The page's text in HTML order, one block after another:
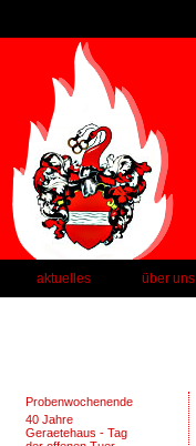
aktuelles über uns
Probenwochenende
40 Jahre
Geraetehaus - Tag